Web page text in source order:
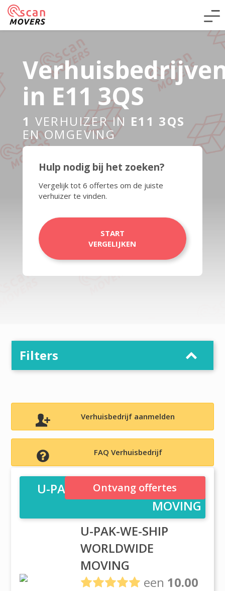
in E11 3QS
1 VERHUIZER IN E11 3QS
EN OMGEVING
Hulp nodig bij het zoeken?
Vergelijk tot 6 offertes om de juiste
verhuizer te vinden.
START
VERGELIJKEN
Filters
Verhuisbedrijf aanmelden
FAQ Verhuisbedrijf
U-PAK-WE-SHIP WORLDWIDE
MOVING
U-PAK-WE-SHIP
WORLDWIDE
MOVING
een 10.00
Ontvang offertes